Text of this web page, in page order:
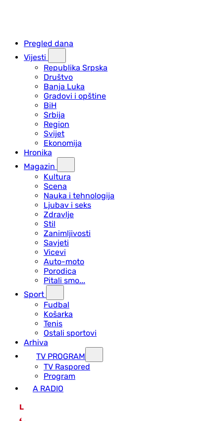
Pregled dana
Vijesti
Republika Srpska
Društvo
Banja Luka
Gradovi i opštine
BiH
Srbija
Region
Svijet
Ekonomija
Hronika
Magazin
Kultura
Scena
Nauka i tehnologija
Ljubav i seks
Zdravlje
Stil
Zanimljivosti
Savjeti
Vicevi
Auto-moto
Porodica
Pitali smo...
Sport
Fudbal
Košarka
Tenis
Ostali sportovi
Arhiva
TV PROGRAM
ТV Raspored
Program
A RADIO
L